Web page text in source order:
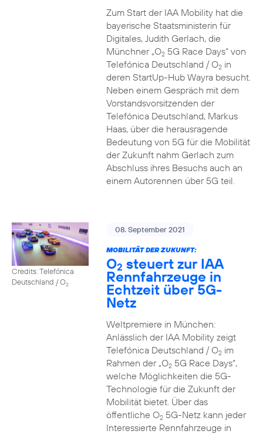
Zum Start der IAA Mobility hat die
bayerische Staatsministerin für
Digitales, Judith Gerlach, die
Münchner „O25G Race Days“ von
Telefónica Deutschland / O2in
deren StartUp-Hub Wayra besucht.
Neben einem Gespräch mit dem
Vorstandsvorsitzenden der
Telefónica Deutschland, Markus
Haas, über die herausragende
Bedeutung von 5G für die Mobilität
der Zukunft nahm Gerlach zum
Abschluss ihres Besuchs auch an
einem Autorennen über 5G teil.
Credits: Telefónica
Deutschland / O2
08. September 2021
MOBILITÄT DER ZUKUNFT:
O2 steuert zur IAA
Rennfahrzeuge in
Echtzeit über 5G-
Netz
Weltpremiere in München:
Anlässlich der IAA Mobility zeigt
Telefónica Deutschland / O2im
Rahmen der „O25G Race Days“,
welche Möglichkeiten die 5G-
Technologie für die Zukunft der
Mobilität bietet. Über das
öffentliche O25G-Netz kann jeder
Interessierte Rennfahrzeuge in